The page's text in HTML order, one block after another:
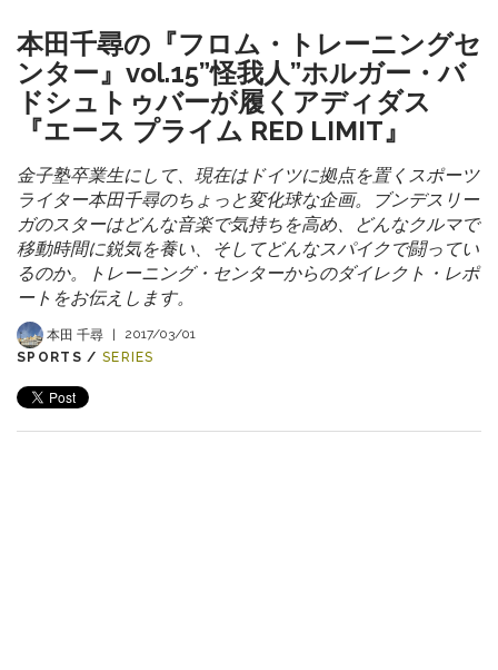
本田千尋の『フロム・トレーニングセ
ンター』vol.15”怪我人”ホルガー・バ
ドシュトゥバーが履くアディダス
『エース プライム RED LIMIT』
金子塾卒業生にして、現在はドイツに拠点を置くスポーツ
ライター本田千尋のちょっと変化球な企画。ブンデスリー
ガのスターはどんな音楽で気持ちを高め、どんなクルマで
移動時間に鋭気を養い、そしてどんなスパイクで闘ってい
るのか。トレーニング・センターからのダイレクト・レポ
ートをお伝えします。
本田 千尋 |
2017/03/01
SPORTS / SERIES